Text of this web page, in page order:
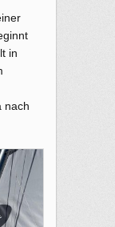
in
nach